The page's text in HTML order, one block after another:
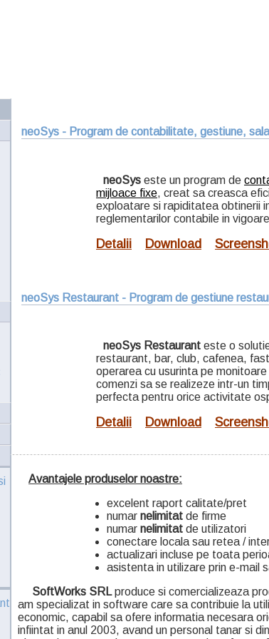
neoSys - Program de contabilitate, gestiune,
neoSys este un program de
mijloace fixe, creat sa creasca
exploatare si rapiditatea obtinerii
reglementarilor contabile in
Detalii Download
neoSys Restaurant - Program de gestiune
neoSys Restaurant este o
restaurant, bar, club, cafenea,
operarea cu usurinta pe
comenzi sa se realizeze intr-un
perfecta pentru orice activitate
Detalii Download
Avantajele produselor noastre:
excelent raport calitate/pret
numar nelimitat de firme
numar nelimitat de utilizatori
conectare locala sau retea /
actualizari incluse pe toata
asistenta in utilizare prin e-mail
SoftWorks SRLproduce si comercializeaza
am specializat in software care sa contribuie la
economic, capabil sa ofere informatia necesara
infiintat in anul 2003, avand un personal tanar si